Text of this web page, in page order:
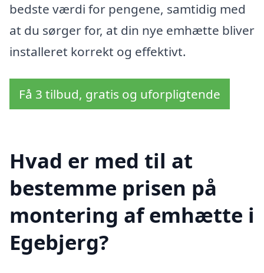
bedste værdi for pengene, samtidig med
at du sørger for, at din nye emhætte bliver
installeret korrekt og effektivt.
Få 3 tilbud, gratis og uforpligtende
Hvad er med til at
bestemme prisen på
montering af emhætte i
Egebjerg?